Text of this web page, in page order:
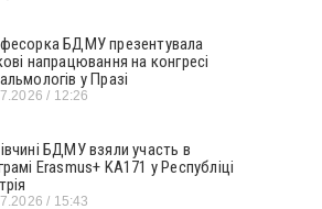
БДМУ презентувала
напрацювання на конгресі
у Празі
12:26
БДМУ взяли участь в
Erasmus+ KA171 у Республіці
15:43